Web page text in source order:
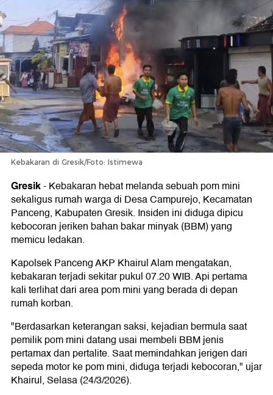
Kebakaran di Gresik/Foto: Istimewa
Gresik-Kebakaran hebat melanda sebuah pom mini
sekaligus rumah warga di Desa Campurejo, Kecamatan
Panceng, Kabupaten Gresik. Insiden ini diduga dipicu
kebocoran jeriken bahan bakar minyak (BBM) yang
memicu ledakan.
Kapolsek Panceng AKP Khairul Alam mengatakan,
kebakaran terjadi sekitar pukul 07.20 WIB. Api pertama
kali terlihat dari area pom mini yang berada di depan
rumah korban.
"Berdasarkan keterangan saksi, kejadian bermula saat
pemilik pom mini datang usai membeli BBM jenis
pertamax dan pertalite. Saat memindahkan jerigen dari
sepeda motor ke pom mini, diduga terjadi kebocoran," ujar
Khairul, Selasa (24/3/2026).